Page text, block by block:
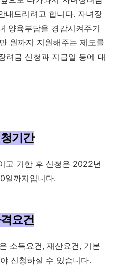
내드리려고 합니다. 자녀장
양육부담을 경감시켜주기
원까지 지원해주는 제도를
금 신청과 지급일 등에 대
기간
고 기한 후 신청은 2022년
일까지입니다.
요건
소득요건, 재산요건, 기본
신청하실 수 있습니다.